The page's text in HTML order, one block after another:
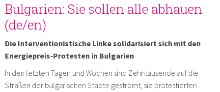
Bulgarien: Sie sollen alle abhauen
(de/en)
Die Interventionistische Linke solidarisiert sich mit den
Energiepreis-Protesten in Bulgarien
In den letzten Tagen und Wochen sind Zehntausende auf die
Straßen der bulgarischen Städte geströmt, sie protestierten